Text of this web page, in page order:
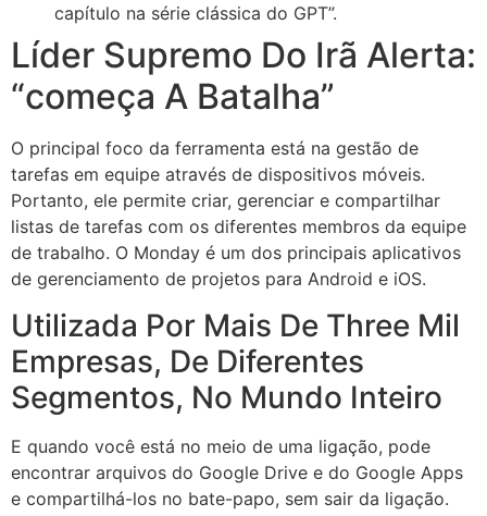
capítulo na série clássica do GPT”.
Líder Supremo Do Irã Alerta:
“começa A Batalha”
O principal foco da ferramenta está na gestão de
tarefas em equipe através de dispositivos móveis.
Portanto, ele permite criar, gerenciar e compartilhar
listas de tarefas com os diferentes membros da equipe
de trabalho. O Monday é um dos principais aplicativos
de gerenciamento de projetos para Android e iOS.
Utilizada Por Mais De Three Mil
Empresas, De Diferentes
Segmentos, No Mundo Inteiro
E quando você está no meio de uma ligação, pode
encontrar arquivos do Google Drive e do Google Apps
e compartilhá-los no bate-papo, sem sair da ligação.